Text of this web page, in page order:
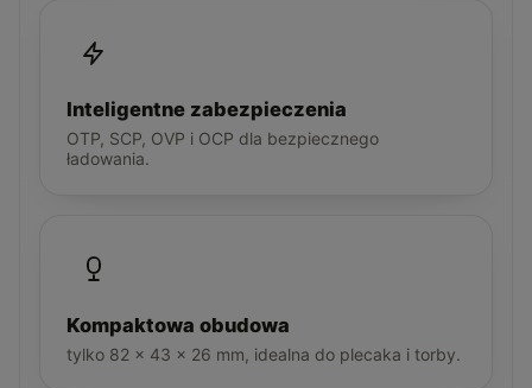
Inteligentne zabezpieczenia
OTP, SCP, OVP i OCP dla bezpiecznego
ładowania.
Kompaktowa obudowa
tylko 82 × 43 × 26 mm, idealna do plecaka i torby.